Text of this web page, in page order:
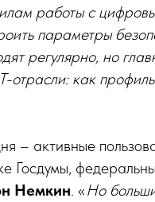
работы с
параметры
регулярно, но
отрасли: как
– активные
Госдумы,
Немкин. «Но